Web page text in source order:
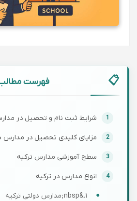
فهرست
شرایط ثبت نام و تحصیل در
مزایای کلیدی تحصیل در مدارس
سطح آموزشی مدارس ترکیه
انواع مدارس در ترکیه
۱.&nbsp;مدارس دولتی ترکیه